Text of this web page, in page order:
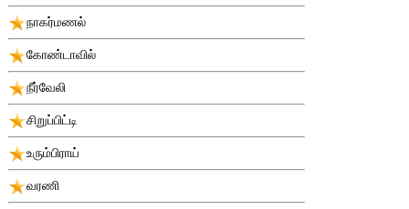
நாகர்மணல்
கோண்டாவில்
நீர்வேலி
சிறுப்பிட்டி
உரும்பிராய்
வரணி